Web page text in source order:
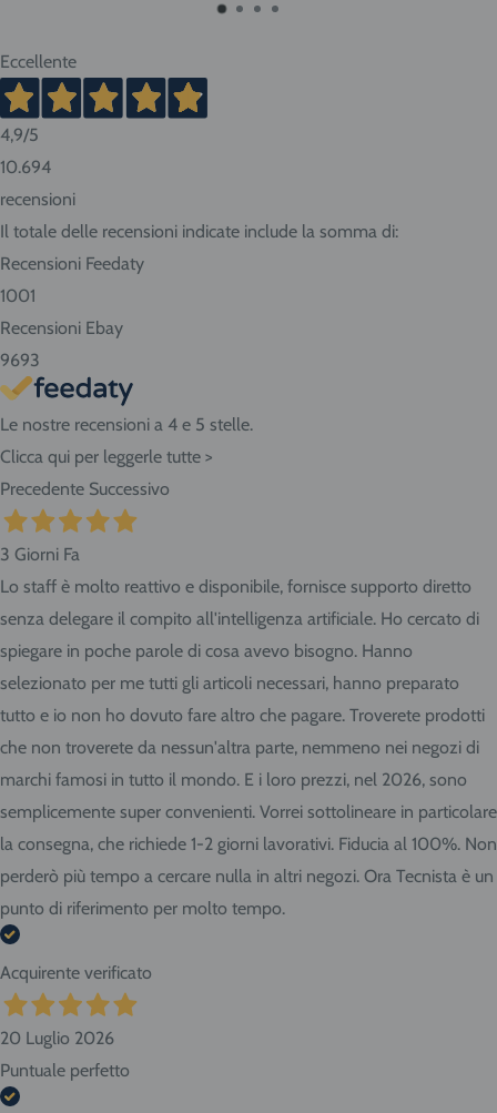
vanno dai 2 ai 10 giorni lavorativi. Tempi più brevi per Nord
Italia, tempi più lunghi per Sud e isole.
Consigliamo sempre di contattarci prima di effettuare la
prenotazione per conoscere in anticipo i tempi di consegna.
Se abiti nella nostra zona ritira i prodotti direttamente
presso il negozio! Seleziona "Ritiro" al momento del
checkout dell'ordine e vieni in Via Giovanni da Udine, 40 -
San Giorgio di Nogaro (UD) 33058.
Eccellente
4,9/5
10.694
recensioni
Il totale delle recensioni indicate include la somma di:
Recensioni Feedaty
1001
Recensioni Ebay
9693
Le nostre recensioni a 4 e 5 stelle.
Clicca qui per leggerle tutte >
Precedente Successivo
3 Giorni Fa
Lo staff è molto reattivo e disponibile, fornisce supporto diretto
senza delegare il compito all'intelligenza artificiale. Ho cercato di
spiegare in poche parole di cosa avevo bisogno. Hanno
selezionato per me tutti gli articoli necessari, hanno preparato
tutto e io non ho dovuto fare altro che pagare. Troverete prodotti
che non troverete da nessun'altra parte, nemmeno nei negozi di
marchi famosi in tutto il mondo. E i loro prezzi, nel 2026, sono
semplicemente super convenienti. Vorrei sottolineare in particolare
la consegna, che richiede 1-2 giorni lavorativi. Fiducia al 100%. Non
perderò più tempo a cercare nulla in altri negozi. Ora Tecnista è un
punto di riferimento per molto tempo.
Acquirente verificato
20 Luglio 2026
Puntuale perfetto